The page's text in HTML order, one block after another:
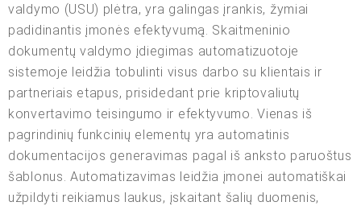
valdymo (USU) plėtra, yra galingas įrankis, žymiai
padidinantis įmonės efektyvumą. Skaitmeninio
dokumentų valdymo įdiegimas automatizuotoje
sistemoje leidžia tobulinti visus darbo su klientais ir
partneriais etapus, prisidedant prie kriptovaliutų
konvertavimo teisingumo ir efektyvumo. Vienas iš
pagrindinių funkcinių elementų yra automatinis
dokumentacijos generavimas pagal iš anksto paruoštus
šablonus. Automatizavimas leidžia įmonei automatiškai
užpildyti reikiamus laukus, įskaitant šalių duomenis,